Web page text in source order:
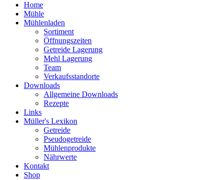
Home
Mühle
Mühlenladen
Sortiment
Öffnungszeiten
Getreide Lagerung
Mehl Lagerung
Team
Verkaufsstandorte
Downloads
Allgemeine Downloads
Rezepte
Links
Müller's Lexikon
Getreide
Pseudogetreide
Mühlenprodukte
Nährwerte
Kontakt
Shop